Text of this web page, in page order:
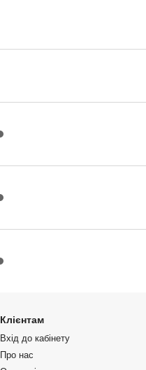
Клієнтам
Вхід до кабінету
Про нас